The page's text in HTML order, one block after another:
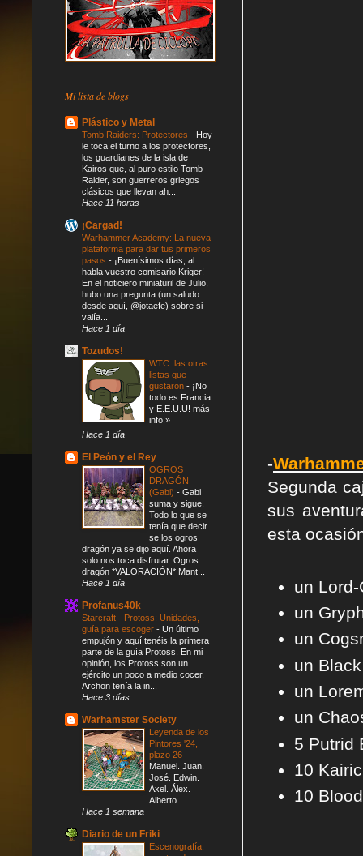
-
Segunda
sus
esta
un
un
un
un
un
un
5 Putrid
10
10
Mi lista de blogs
Plástico y Metal
Tomb Raiders: Protectores - Hoy
le toca el turno a los protectores,
los guardianes de la isla de
Kairos que, al puro estilo Tomb
Raider, son guerreros griegos
clásicos que llevan ah...
Hace 11 horas
¡Cargad!
Warhammer Academy: La nueva
plataforma para dar tus primeros
pasos - ¡Buenísimos días, al
habla vuestro comisario Kriger!
En el noticiero miniaturil de Julio,
hubo una pregunta (un saludo
desde aquí, @jotaefe) sobre si
valía...
Hace 1 día
Tozudos!
WTC: las otras
listas que
gustaron - ¡No
todo es Francia
y E.E.U.U! más
info!»
Hace 1 día
El Peón y el Rey
OGROS
DRAGÓN
(Gabi) - Gabi
suma y sigue.
Todo lo que se
tenía que decir
se los ogros
dragón ya se dijo aquí. Ahora
solo nos toca disfrutar. Ogros
dragón *VALORACIÓN* Mant...
Hace 1 día
Profanus40k
Starcraft - Protoss: Unidades,
guía para escoger - Un último
empujón y aquí tenéis la primera
parte de la guía Protoss. En mi
opinión, los Protoss son un
ejército un poco a medio cocer.
Archon tenía la in...
Hace 3 días
Warhamster Society
Leyenda de los
Pintores '24,
plazo 26 -
Manuel. Juan.
José. Edwin.
Axel. Álex.
Alberto.
Hace 1 semana
Diario de un Friki
Escenografía: